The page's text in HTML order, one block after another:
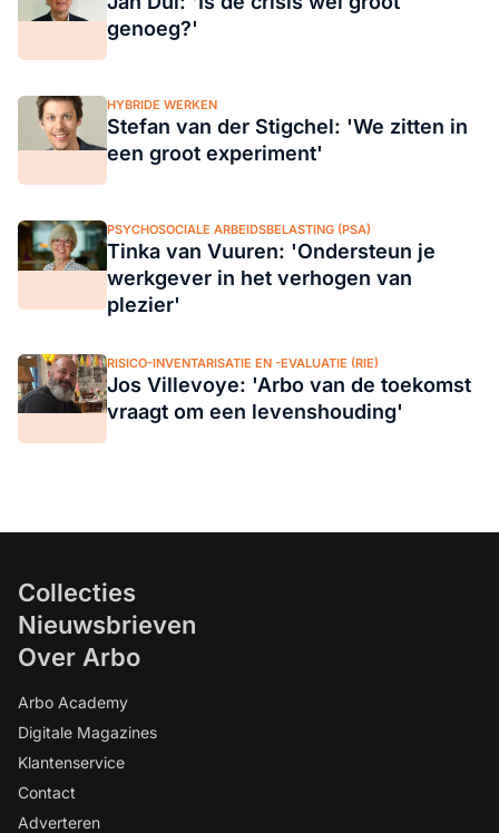
genoeg?'
HYBRIDE WERKEN
Stefan van der Stigchel: 'We zitten in
een groot experiment'
PSYCHOSOCIALE ARBEIDSBELASTING (PSA)
Tinka van Vuuren: 'Ondersteun je
werkgever in het verhogen van
plezier'
RISICO-INVENTARISATIE EN -EVALUATIE (RIE)
Jos Villevoye: 'Arbo van de toekomst
vraagt om een levenshouding'
Collecties
Nieuwsbrieven
Over Arbo
Arbo Academy
Digitale Magazines
Klantenservice
Contact
Adverteren